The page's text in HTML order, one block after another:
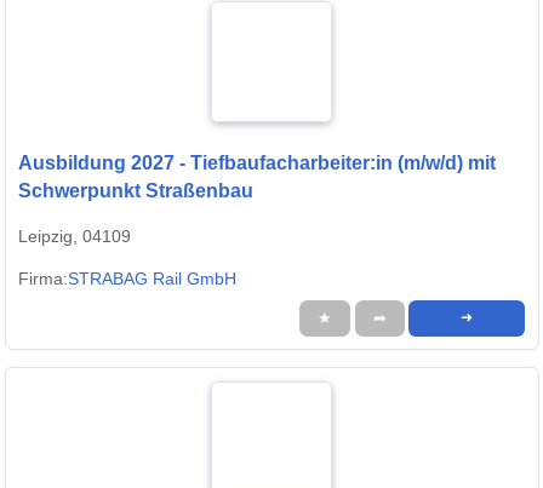
Ausbildung 2027 - Tiefbaufacharbeiter:in (m/w/d) mit
Schwerpunkt Straßenbau
Leipzig, 04109
Firma:STRABAG Rail GmbH
★ ➦ ➜